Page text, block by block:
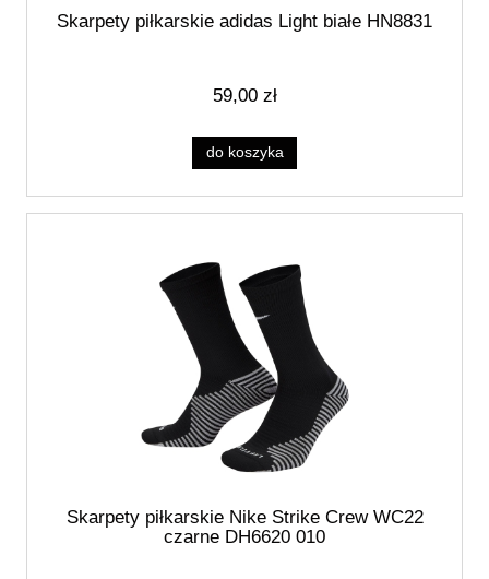
Skarpety piłkarskie adidas Light białe HN8831
59,00 zł
do koszyka
Skarpety piłkarskie Nike Strike Crew WC22
czarne DH6620 010